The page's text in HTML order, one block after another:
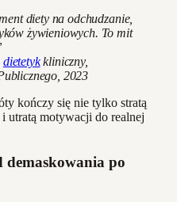
diety na odchudzanie,
żywieniowych. To mit
dietetykkliniczny,
2023
kończy się nie tylko stratą
utratą motywacji do realnej
demaskowania po